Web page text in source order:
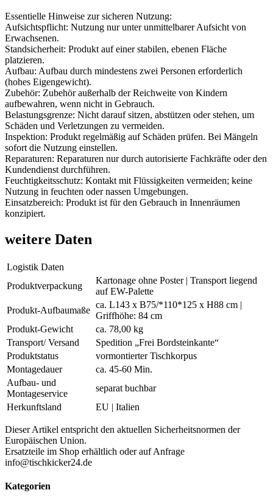
Essentielle Hinweise zur sicheren Nutzung:
Aufsichtspflicht: Nutzung nur unter unmittelbarer Aufsicht von
Erwachsenen.
Standsicherheit: Produkt auf einer stabilen, ebenen Fläche
platzieren.
Aufbau: Aufbau durch mindestens zwei Personen erforderlich
(hohes Eigengewicht).
Zubehör: Zubehör außerhalb der Reichweite von Kindern
aufbewahren, wenn nicht in Gebrauch.
Belastungsgrenze: Nicht darauf sitzen, abstützen oder stehen, um
Schäden und Verletzungen zu vermeiden.
Inspektion: Produkt regelmäßig auf Schäden prüfen. Bei Mängeln
sofort die Nutzung einstellen.
Reparaturen: Reparaturen nur durch autorisierte Fachkräfte oder den
Kundendienst durchführen.
Feuchtigkeitsschutz: Kontakt mit Flüssigkeiten vermeiden; keine
Nutzung in feuchten oder nassen Umgebungen.
Einsatzbereich: Produkt ist für den Gebrauch in Innenräumen
konzipiert.
weitere Daten
Logistik Daten
Produktverpackung
Kartonage ohne Poster | Transport liegend
auf EW-Palette
Produkt-Aufbaumaße
ca. L143 x B75/*110*125 x H88 cm |
Griffhöhe: 84 cm
Produkt-Gewicht
ca. 78,00 kg
Transport/ Versand
Spedition „Frei Bordsteinkante“
Produktstatus
vormontierter Tischkorpus
Montagedauer
ca. 45-60 Min.
Aufbau- und
Montageservice
separat buchbar
Herkunftsland
EU | Italien
Dieser Artikel entspricht den aktuellen Sicherheitsnormen der
Europäischen Union.
Ersatzteile im Shop erhältlich oder auf Anfrage
info@tischkicker24.de
Kategorien